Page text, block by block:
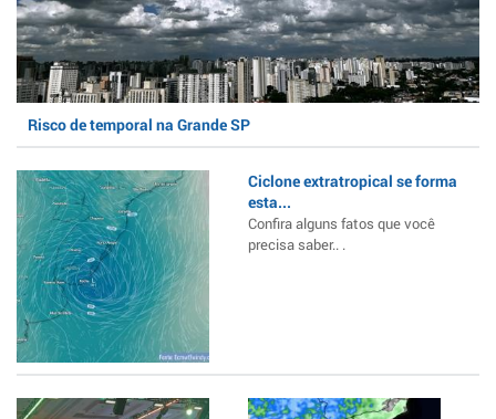
Risco de temporal na Grande SP
Ciclone extratropical se forma
esta...
Confira alguns fatos que você
precisa saber.. .